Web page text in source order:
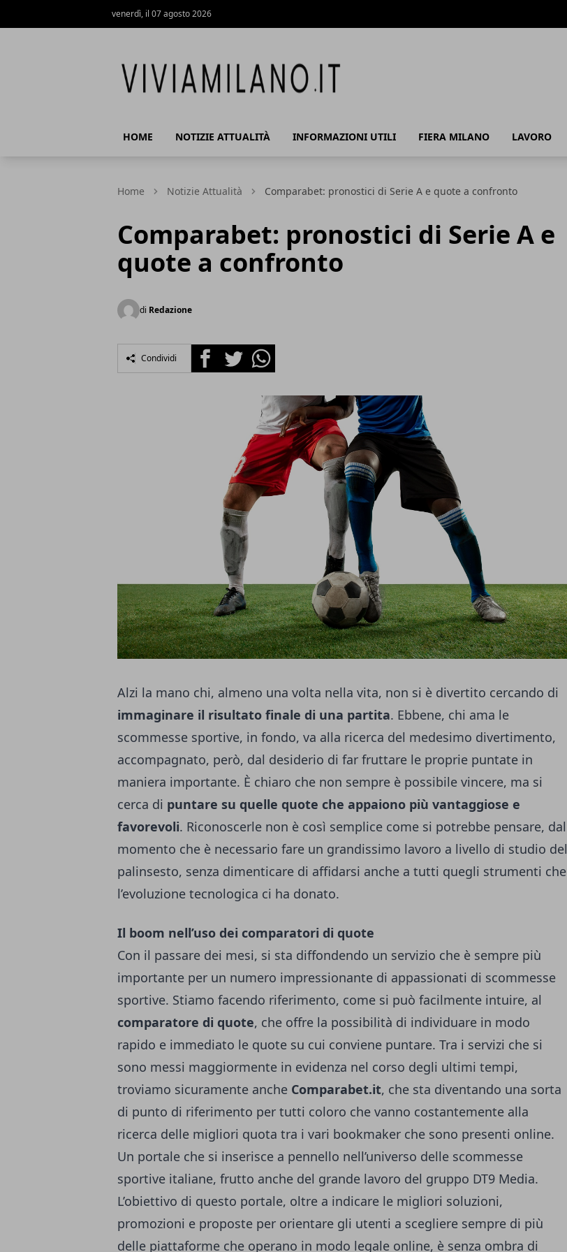
venerdì, il 07 agosto 2026
HOME NOTIZIE ATTUALITÀ INFORMAZIONI UTILI FIERA MILANO LAVORO
Home Notizie Attualità Comparabet: pronostici di Serie A e quote a confronto
Comparabet: pronostici di Serie A e
quote a confronto
di Redazione
Condividi FacebookTwitterWhatsapp
Alzi la mano chi, almeno una volta nella vita, non si è divertito cercando di
immaginare il risultato finale di una partita. Ebbene, chi ama le
scommesse sportive, in fondo, va alla ricerca del medesimo divertimento,
accompagnato, però, dal desiderio di far fruttare le proprie puntate in
maniera importante. È chiaro che non sempre è possibile vincere, ma si
cerca di puntare su quelle quote che appaiono più vantaggiose e
favorevoli. Riconoscerle non è così semplice come si potrebbe pensare, dal
momento che è necessario fare un grandissimo lavoro a livello di studio del
palinsesto, senza dimenticare di affidarsi anche a tutti quegli strumenti che
l’evoluzione tecnologica ci ha donato.
Il boom nell’uso dei comparatori di quote
Con il passare dei mesi, si sta diffondendo un servizio che è sempre più
importante per un numero impressionante di appassionati di scommesse
sportive. Stiamo facendo riferimento, come si può facilmente intuire, al
comparatore di quote, che offre la possibilità di individuare in modo
rapido e immediato le quote su cui conviene puntare. Tra i servizi che si
sono messi maggiormente in evidenza nel corso degli ultimi tempi,
troviamo sicuramente anche Comparabet.it, che sta diventando una sorta
di punto di riferimento per tutti coloro che vanno costantemente alla
ricerca delle migliori quota tra i vari bookmaker che sono presenti online.
Un portale che si inserisce a pennello nell’universo delle scommesse
sportive italiane, frutto anche del grande lavoro del gruppo DT9 Media.
L’obiettivo di questo portale, oltre a indicare le migliori soluzioni,
promozioni e proposte per orientare gli utenti a scegliere sempre di più
delle piattaforme che operano in modo legale online, è senza ombra di